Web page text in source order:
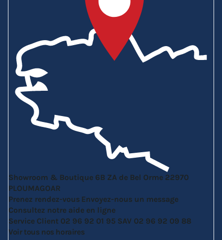
Showroom & Boutique 6B ZA de Bel Orme 22970
PLOUMAGOAR
Prenez rendez-vous Envoyez-nous un message
Consultez notre aide en ligne
Service Client 02 96 92 01 95 SAV 02 96 92 09 88
Voir tous nos horaires